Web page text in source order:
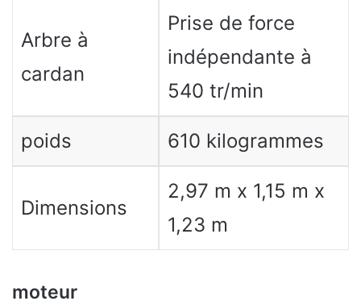
Arbre à
cardan
Prise de force
indépendante à
540 tr/min
poids 610 kilogrammes
Dimensions
2,97 m x 1,15 m x
1,23 m
moteur